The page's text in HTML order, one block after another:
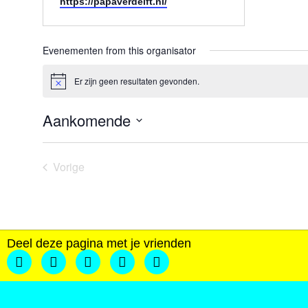
Evenementen from this organisator
BerichtEr zijn geen resultaten gevonden.
Aankomende
een
VorigeEvenementen
Deel deze pagina met je vrienden